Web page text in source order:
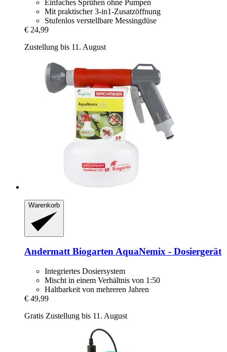
Einfaches Sprühen ohne Pumpen
Mit praktischer 3-in1-Zusatzöffnung
Stufenlos verstellbare Messingdüse
€ 24,99
Zustellung bis 11. August
Warenkorb
Andermatt BiogartenAquaNemix -​ Dosiergerät
Integriertes Dosiersystem
Mischt in einem Verhältnis von 1:50
Haltbarkeit von mehreren Jahren
€ 49,99
Gratis Zustellung bis 11. August